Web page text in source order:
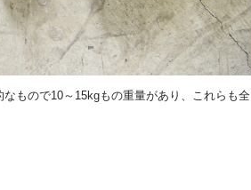
もので10～15kgもの重量があり、これらも全